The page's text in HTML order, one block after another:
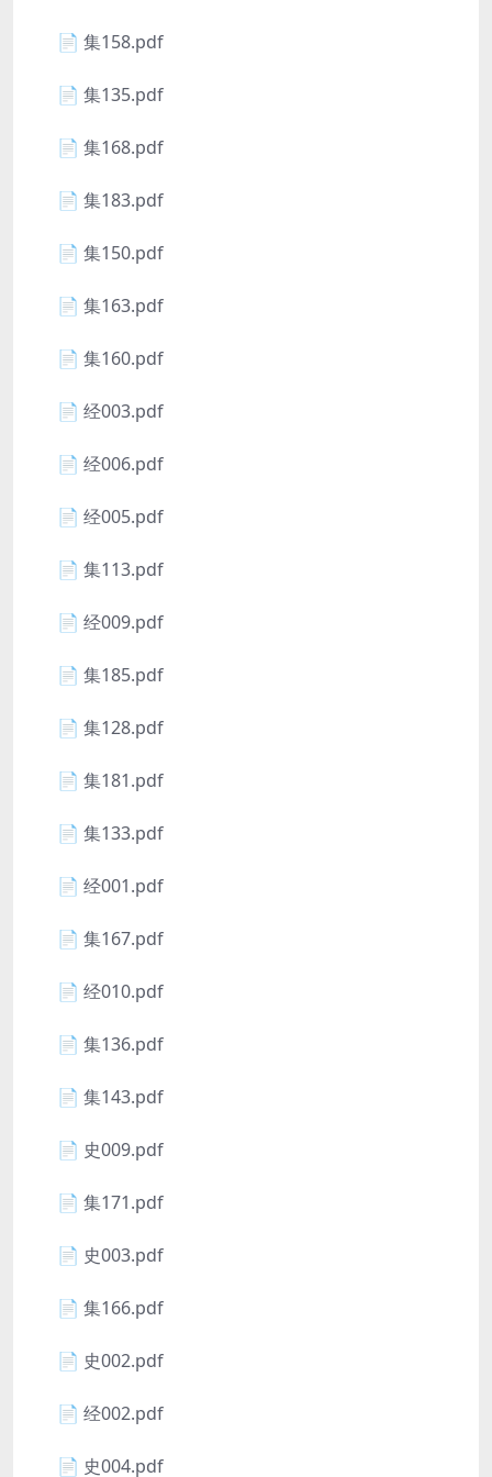
📄 集158.pdf
📄 集135.pdf
📄 集168.pdf
📄 集183.pdf
📄 集150.pdf
📄 集163.pdf
📄 集160.pdf
📄 经003.pdf
📄 经006.pdf
📄 经005.pdf
📄 集113.pdf
📄 经009.pdf
📄 集185.pdf
📄 集128.pdf
📄 集181.pdf
📄 集133.pdf
📄 经001.pdf
📄 集167.pdf
📄 经010.pdf
📄 集136.pdf
📄 集143.pdf
📄 史009.pdf
📄 集171.pdf
📄 史003.pdf
📄 集166.pdf
📄 史002.pdf
📄 经002.pdf
📄 史004.pdf